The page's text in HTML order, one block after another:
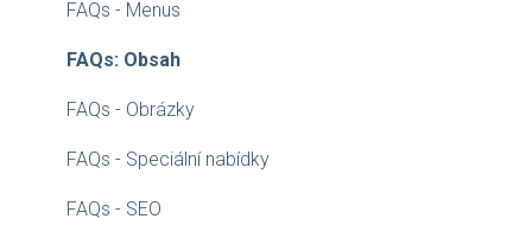
FAQs - Menus
FAQs: Obsah
FAQs - Obrázky
FAQs - Speciální nabídky
FAQs - SEO